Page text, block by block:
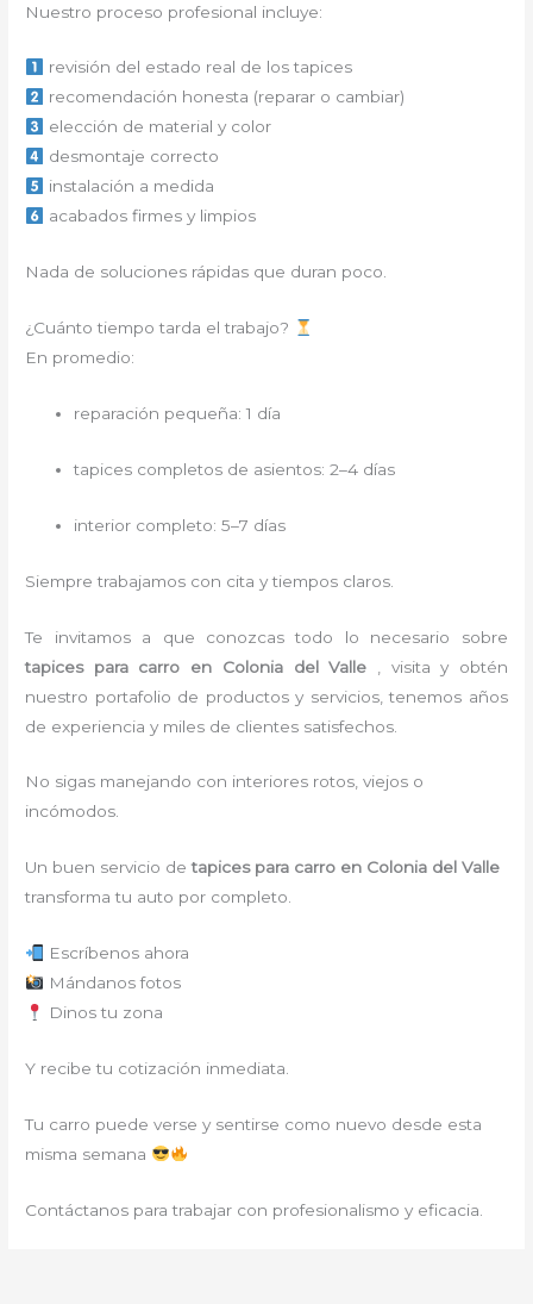
Nuestro proceso profesional incluye:
revisión del estado real de los tapices
recomendación honesta (reparar o cambiar)
elección de material y color
desmontaje correcto
instalación a medida
acabados firmes y limpios
Nada de soluciones rápidas que duran poco.
¿Cuánto tiempo tarda el trabajo?
En promedio:
reparación pequeña: 1 día
tapices completos de asientos: 2–4 días
interior completo: 5–7 días
Siempre trabajamos con cita y tiempos claros.
Te invitamos a que conozcas todo lo necesario sobre
tapices para carro en Colonia del Valle
, visita y obtén
nuestro portafolio de productos y servicios, tenemos años
de experiencia y miles de clientes satisfechos.
No sigas manejando con interiores rotos, viejos o
incómodos.
Un buen servicio detapices para carro en Colonia del Valle
transforma tu auto por completo.
Escríbenos ahora
Mándanos fotos
Dinos tu zona
Y recibe tu cotización inmediata.
Tu carro puede verse y sentirse como nuevo desde esta
misma semana
Contáctanos para trabajar con profesionalismo y eficacia.